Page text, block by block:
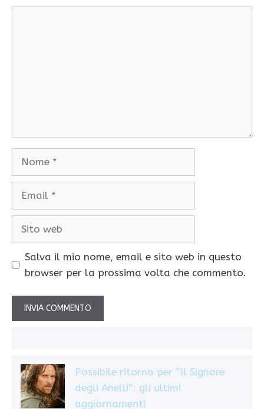
Salva il mio nome, email e sito web in questo
browser per la prossima volta che commento.
Possibile ritorno per “Il Signore
degli Anelli”: gli ultimi
aggiornamenti